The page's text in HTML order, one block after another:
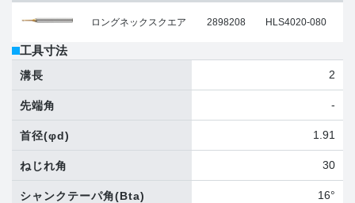
ロングネックスクエア 2898208 HLS4020-080
工具寸法
溝長 2
先端角 -
首径(φd) 1.91
ねじれ角 30
シャンクテーパ角(Bta) 16°